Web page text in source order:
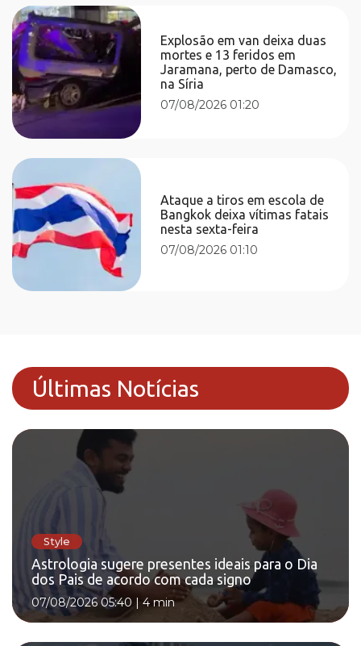
Explosão em van deixa duas
mortes e 13 feridos em
Jaramana, perto de Damasco,
na Síria
07/08/2026 01:20
Ataque a tiros em escola de
Bangkok deixa vítimas fatais
nesta sexta-feira
07/08/2026 01:10
Últimas Notícias
Style
Astrologia sugere presentes ideais para o Dia
dos Pais de acordo com cada signo
07/08/2026 05:40 | 4 min